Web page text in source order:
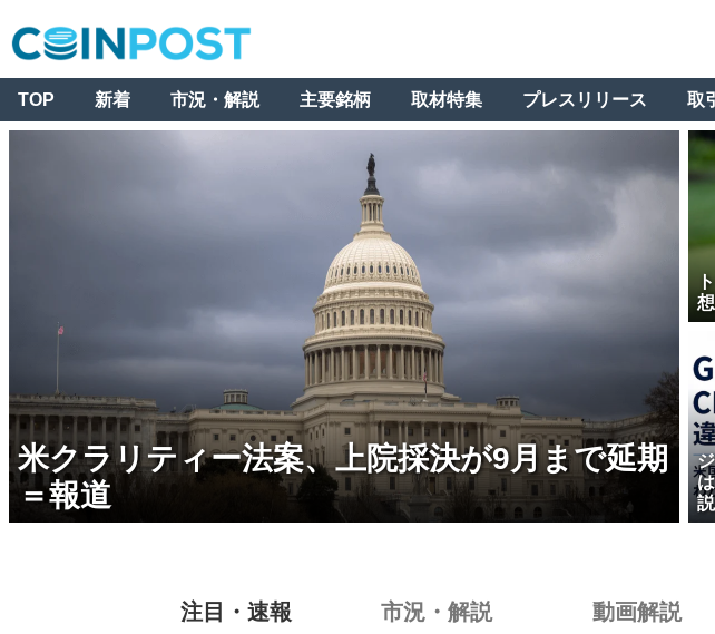
TOP 新着 市況・解説 主要銘柄 取材特集 プレスリリース 取
米クラリティー法案、上院採決が9月まで延期
＝報道
説
注目・速報 市況・解説 動画解説